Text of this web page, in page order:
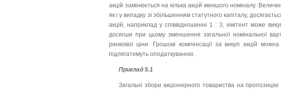
акцій замінюється на кілька акцій меншого номіналу.
як і у випадку зі збільшенням статутного капіталу,
акцій, наприклад у співвідношенні 1 : 3, емітент може
досягши при цьому зменшення загальної номінальної
ринкової ціни. Грошові компенсації за викуп акцій
підлягатимуть оподаткуванню.
Приклад 5.1
Загальні збори акціонерного товариства на